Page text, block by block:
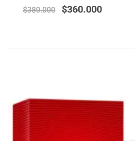
$380.000 $360.000